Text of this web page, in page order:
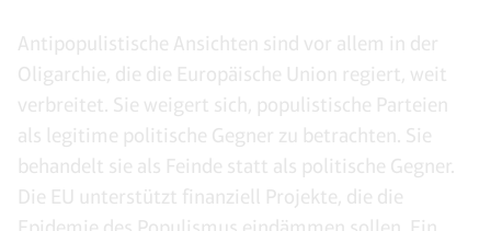
Antipopulistische Ansichten sind vor allem in der
Oligarchie, die die Europäische Union regiert, weit
verbreitet. Sie weigert sich, populistische Parteien
als legitime politische Gegner zu betrachten. Sie
behandelt sie als Feinde statt als politische Gegner.
Die EU unterstützt finanziell Projekte, die die